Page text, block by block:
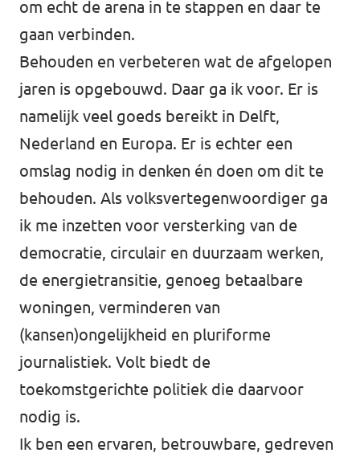
om echt de arena in te stappen en daar te
gaan verbinden.
Behouden en verbeteren wat de afgelopen
jaren is opgebouwd. Daar ga ik voor. Er is
namelijk veel goeds bereikt in Delft,
Nederland en Europa. Er is echter een
omslag nodig in denken én doen om dit te
behouden. Als volksvertegenwoordiger ga
ik me inzetten voor versterking van de
democratie, circulair en duurzaam werken,
de energietransitie, genoeg betaalbare
woningen, verminderen van
(kansen)ongelijkheid en pluriforme
journalistiek. Volt biedt de
toekomstgerichte politiek die daarvoor
nodig is.
Ik ben een ervaren, betrouwbare, gedreven